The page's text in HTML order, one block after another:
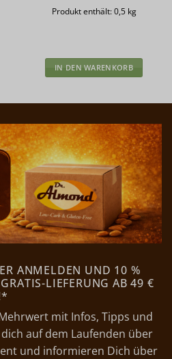
Produkt enthält: 0,5 kg
IN DEN WARENKORB
ANMELDEN UND 10 %
LIEFERUNG AB 49 €
mit Infos, Tipps und
auf dem Laufenden über
und informieren Dich über